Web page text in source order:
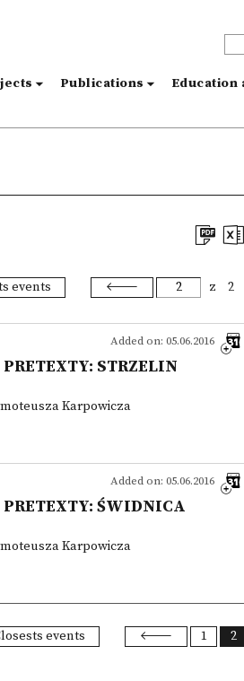
Publications Education
events z 2
Added on: 05.06.2016
STRZELIN
Karpowicza
Added on: 05.06.2016
ŚWIDNICA
Karpowicza
events 1 2